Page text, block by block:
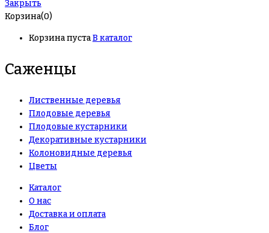
Закрыть
Корзина(0)
Корзина пустаВ каталог
Саженцы
Лиственные деревья
Плодовые деревья
Плодовые кустарники
Декоративные кустарники
Колоновидные деревья
Цветы
Каталог
О нас
Доставка и оплата
Блог